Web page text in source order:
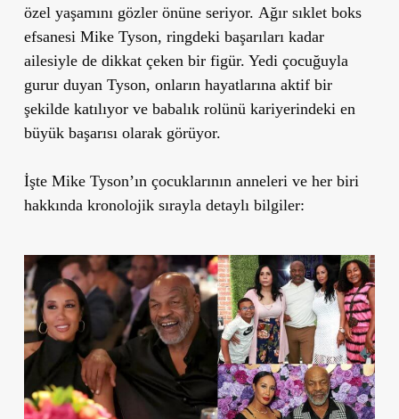
özel yaşamını gözler önüne seriyor. Ağır sıklet boks
efsanesi Mike Tyson, ringdeki başarıları kadar
ailesiyle de dikkat çeken bir figür. Yedi çocuğuyla
gurur duyan Tyson, onların hayatlarına aktif bir
şekilde katılıyor ve babalık rolünü kariyerindeki en
büyük başarısı olarak görüyor.
İşte Mike Tyson’ın çocuklarının anneleri ve her biri
hakkında kronolojik sırayla detaylı bilgiler: